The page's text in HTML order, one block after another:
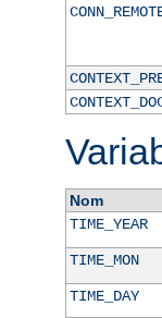
Nom
TIME_YEAR
TIME_MON
TIME_DAY